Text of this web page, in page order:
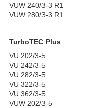
VUW 240/3-3 R1
VUW 280/3-3 R1
TurboTEC Plus
VU 202/3-5
VU 242/3-5
VU 282/3-5
VU 322/3-5
VU 362/3-5
VUW 202/3-5